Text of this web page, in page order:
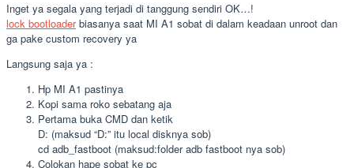
Inget ya segala yang terjadi di tanggung sendiri OK…!
lock bootloaderbiasanya saat MI A1 sobat di dalam keadaan unroot dan
ga pake custom recovery ya
Langsung saja ya :
Hp MI A1 pastinya
Kopi sama roko sebatang aja
Pertama buka CMD dan ketik
D: (maksud “D:” itu local disknya sob)
cd adb_fastboot (maksud:folder adb fastboot nya sob)
Colokan hape sobat ke pc